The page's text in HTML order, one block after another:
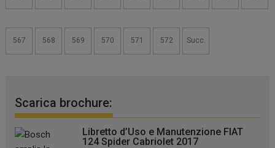
567 568 569 570 571 572 Succ.
Scarica brochure:
Libretto d’Uso e Manutenzione FIAT
124 Spider Cabriolet 2017